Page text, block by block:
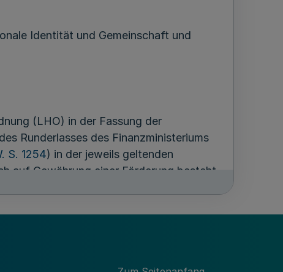
Identität und Gemeinschaft und
(LHO) in der Fassung der
Runderlasses des Finanzministeriums
S. 1254) in der jeweils geltenden
auf Gewährung einer Förderung besteht